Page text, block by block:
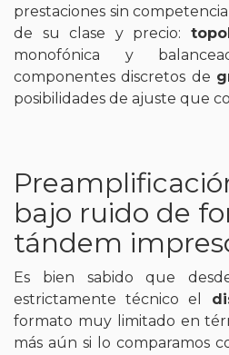
prestaciones sin
de su clase y precio:
monofónica y
componentes discretos de
posibilidades de ajuste que
bajo ruido de
tándem
Es bien sabido que
estrictamente técnico el
formato muy limitado en
más aún si lo comparamos